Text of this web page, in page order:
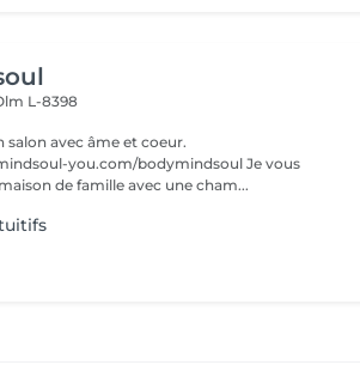
L-8398
salon avec âme et coeur.
you.com/bodymindsoul Je vous
de famille avec une cham...